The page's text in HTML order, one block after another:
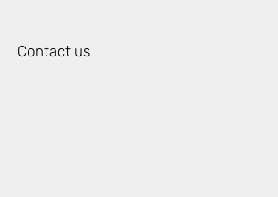
Contact us